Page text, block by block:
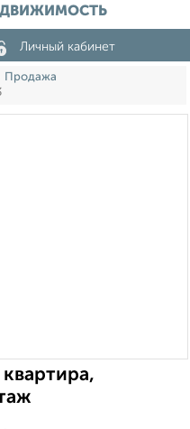
Личный кабинет
Продажа